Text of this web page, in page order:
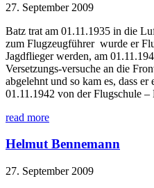
27. September 2009
Batz trat am 01.11.1935 in die
zum Flugzeugführer wurde er
Jagdflieger werden, am
Versetzungs-versuche an die
abgelehnt und so kam es, dass
01.11.1942 von der Flugschule
read more
Helmut Bennemann
27. September 2009